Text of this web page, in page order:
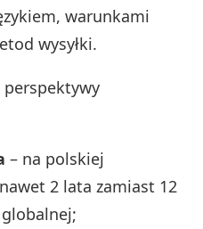
warunkami
wysyłki.
perspektywy
– na polskiej
2 lata zamiast 12